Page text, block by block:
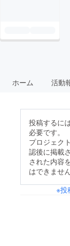
ホーム 活動
投稿するに
必要です。
プロジェク
認後に掲載
された内容
はできません
※投